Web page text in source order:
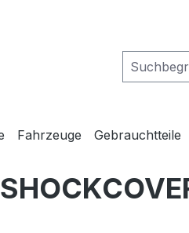
Fahrzeuge Gebrauchtteile